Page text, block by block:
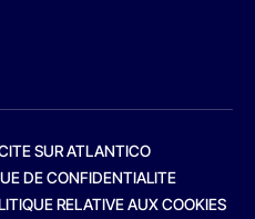
SUR ATLANTICO
DE CONFIDENTIALITE
RELATIVE AUX COOKIES